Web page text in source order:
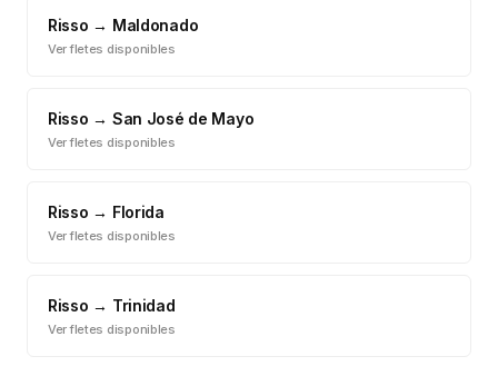
Risso → Maldonado
Ver fletes disponibles
Risso → San José de Mayo
Ver fletes disponibles
Risso → Florida
Ver fletes disponibles
Risso → Trinidad
Ver fletes disponibles